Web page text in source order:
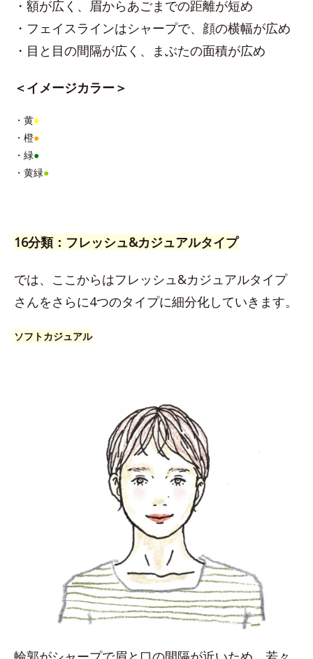
・額が広く、眉からあごまでの距離が短め
・フェイスラインはシャープで、顔の横幅が広め
・目と目の間隔が広く、まぶたの面積が広め
＜イメージカラー＞
・黄●
・橙●
・緑●
・黄緑●
16分類：フレッシュ&カジュアルタイプ
では、ここからはフレッシュ&カジュアルタイプ
さんをさらに4つのタイプに細分化していきます。
ソフトカジュアル